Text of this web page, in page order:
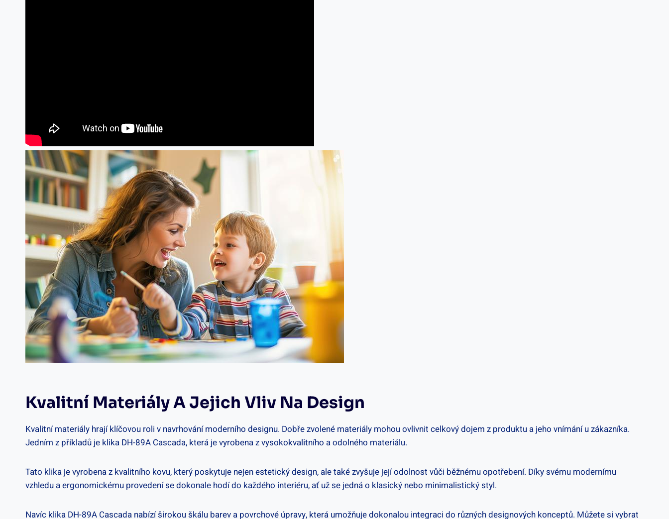
Kvalitní Materiály ​a‍ Jejich‌ Vliv Na Design
Kvalitní materiály hrají klíčovou roli v navrhování moderního designu. ⁤Dobře zvolené materiály mohou ovlivnit celkový dojem z produktu a jeho vnímání u zákazníka.
‍Jedním‍ z ⁤příkladů je klika DH-89A‌ Cascada, která je vyrobena z vysokokvalitního a⁤ odolného ‌materiálu.
Tato⁣ klika je vyrobena⁣ z kvalitního⁣ kovu, který ‌poskytuje nejen‍ estetický design, ale také ⁣zvyšuje její odolnost vůči​ běžnému opotřebení. Díky‌ svému ​modernímu⁢
vzhledu​ a ergonomickému provedení ⁣se dokonale hodí do každého interiéru, ​ať už⁣ se jedná o‍ klasický⁢ nebo⁢ minimalistický styl.
Navíc klika⁣ DH-89A Cascada nabízí širokou škálu barev a povrchové ‌úpravy, která umožňuje dokonalou ⁣integraci ‍do různých designových konceptů. Můžete⁤ si vybrat